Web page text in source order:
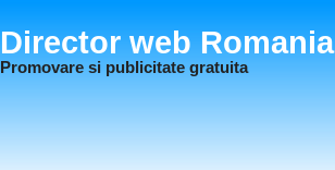
Director web Romania
Promovare si publicitate gratuita